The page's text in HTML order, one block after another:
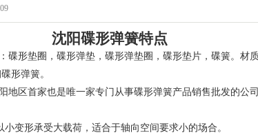
沈阳碟形弹簧特点
形垫圈，碟形弹垫，碟形弹垫圈，碟形垫片，碟簧。材
形弹簧。
区首家也是唯一家专门从事碟形弹簧产品销售批发的公
变形承受大载荷，适合于轴向空间要求小的场合。